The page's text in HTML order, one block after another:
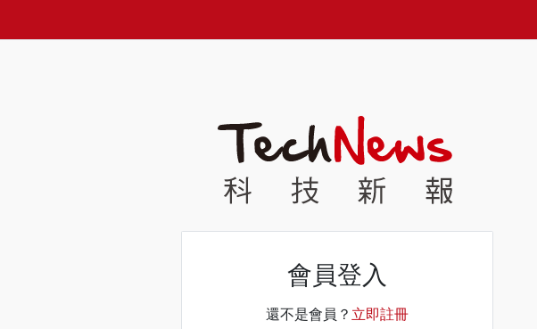
會員登入
還不是會員？ 立即註冊